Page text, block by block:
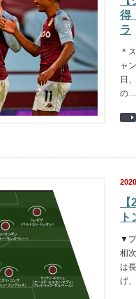
得
ラ
＊
ャ
日
の…
▼
相
は
げ